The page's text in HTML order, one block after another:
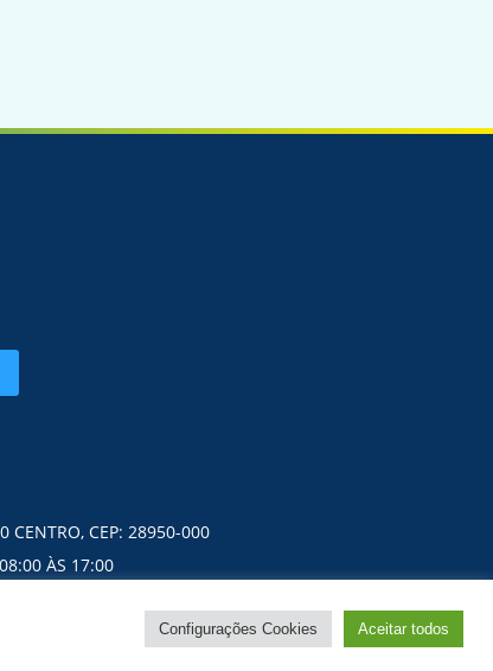
CENTRO, CEP: 28950-000
ÀS 17:00
Configurações Cookies Aceitar todos